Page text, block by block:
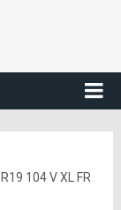
104 V XL FR